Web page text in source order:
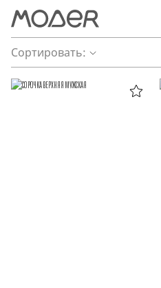
Сортировать: